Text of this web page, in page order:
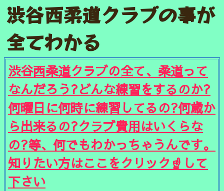
渋谷西柔道クラブの事が
全てわかる
渋谷西柔道クラブの全て、柔道って
なんだろう?どんな練習をするのか?
何曜日に何時に練習してるの?何歳か
ら出来るの?クラブ費用はいくらな
の?等、何でもわかっちゃうんです。
知りたい方はここをクリック☝️して
下さい